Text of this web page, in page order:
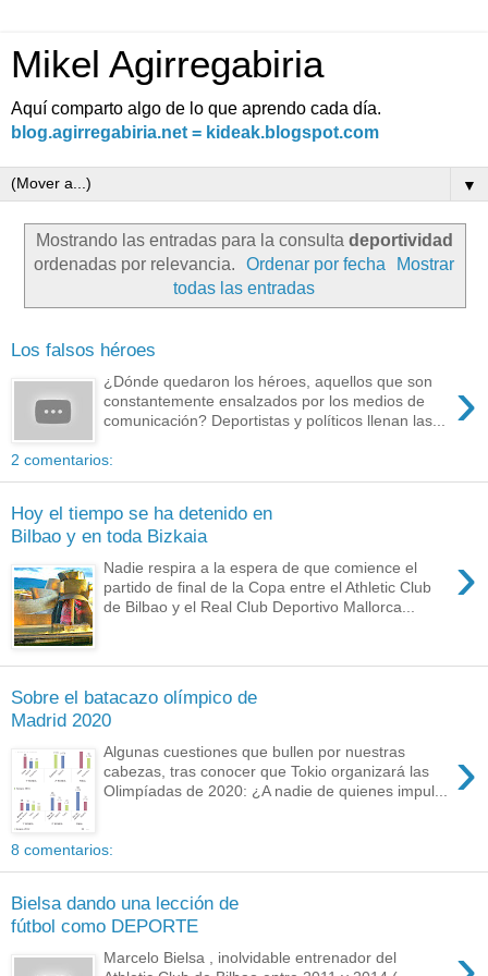
Mikel Agirregabiria
Aquí comparto algo de lo que aprendo cada día.
blog.agirregabiria.net = kideak.blogspot.com
▼
Mostrando las entradas para la consulta deportividad
ordenadas por relevancia.
Ordenar por fecha
Mostrar
todas las entradas
Los falsos héroes
›
¿Dónde quedaron los héroes, aquellos que son
constantemente ensalzados por los medios de
comunicación? Deportistas y políticos llenan las...
2 comentarios:
Hoy el tiempo se ha detenido en
Bilbao y en toda Bizkaia
›
Nadie respira a la espera de que comience el
partido de final de la Copa entre el Athletic Club
de Bilbao y el Real Club Deportivo Mallorca...
Sobre el batacazo olímpico de
Madrid 2020
›
Algunas cuestiones que bullen por nuestras
cabezas, tras conocer que Tokio organizará las
Olimpíadas de 2020: ¿A nadie de quienes impul...
8 comentarios:
Bielsa dando una lección de
fútbol como DEPORTE
Marcelo Bielsa , inolvidable entrenador del